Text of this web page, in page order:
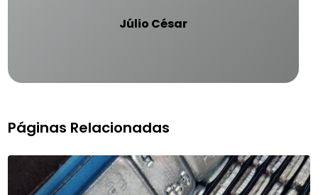
Júlio César
Páginas Relacionadas